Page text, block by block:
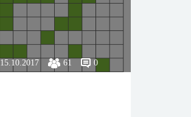
15.10.2017 61 0